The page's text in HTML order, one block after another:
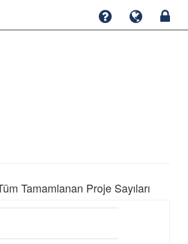
Tamamlanan Proje Sayıları